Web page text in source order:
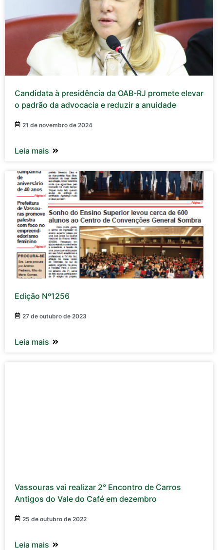
Candidata à presidência da OAB-RJ promete elevar
o padrão da advocacia e reduzir a anuidade
21 de novembro de 2024
Leia mais
Edição Nº1256
27 de outubro de 2023
Leia mais
Vassouras vai realizar 2° Encontro de Carros
Antigos do Vale do Café em dezembro
25 de outubro de 2022
Leia mais